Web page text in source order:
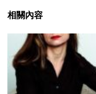
相關內容